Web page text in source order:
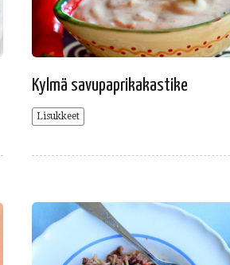
Kylmä savupaprikakastike
Lisukkeet